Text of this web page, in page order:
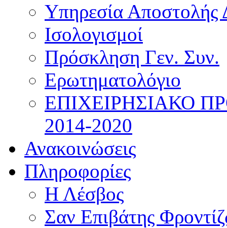
Υπηρεσία Αποστολής
Ισολογισμοί
Πρόσκληση Γεν. Συν.
Ερωτηματολόγιο
ΕΠΙΧΕΙΡΗΣΙΑΚΟ
2014-2020
Ανακοινώσεις
Πληροφορίες
Η Λέσβος
Σαν Επιβάτης